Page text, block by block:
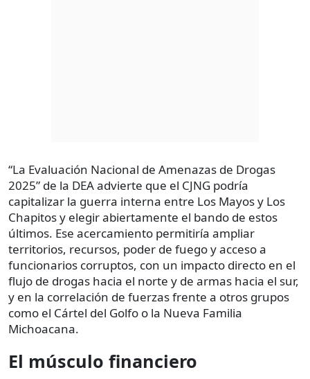
“La Evaluación Nacional de Amenazas de Drogas
2025” de la DEA advierte que el CJNG podría
capitalizar la guerra interna entre Los Mayos y Los
Chapitos y elegir abiertamente el bando de estos
últimos. Ese acercamiento permitiría ampliar
territorios, recursos, poder de fuego y acceso a
funcionarios corruptos, con un impacto directo en el
flujo de drogas hacia el norte y de armas hacia el sur,
y en la correlación de fuerzas frente a otros grupos
como el Cártel del Golfo o la Nueva Familia
Michoacana.
El músculo financiero